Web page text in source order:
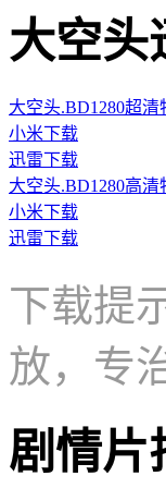
大空头
大空头.BD1280超清
小米下载
迅雷下载
大空头.BD1280高清
小米下载
迅雷下载
下载提
放，专
剧情片